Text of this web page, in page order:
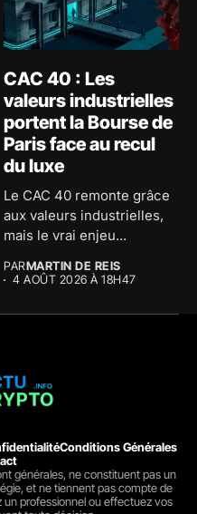
CAC 40 : Les
valeurs industrielles
portent la Bourse de
Paris face au recul
du luxe
Le CAC 40 remonte grâce
aux valeurs industrielles,
mais le vrai enjeu...
PARMARTIN DE REIS
4 AOÛT 2026 À 18H47
Conditions Générales
générales, ne constituent pas un
et ne tiennent pas compte de
professionnel ou effectuez vos